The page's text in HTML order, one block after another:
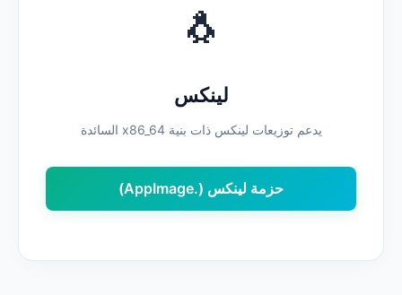
🐧
لينكس
يدعم توزيعات لينكس ذات بنية x86_64 السائدة
حزمة لينكس (.AppImage)